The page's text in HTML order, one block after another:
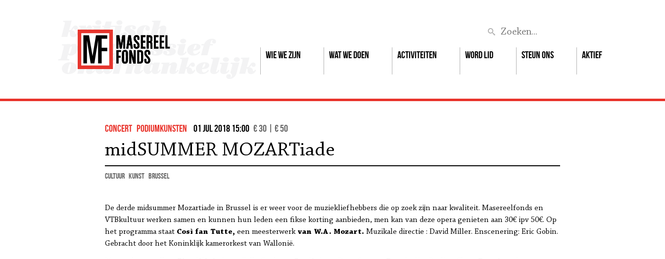
Wie we zijn Wat we doen Activiteiten Word lid Steun ons Aktief
concert podiumkunsten 01 jul 2018 15:00 € 30 | € 50
midSUMMER MOZARTiade
cultuur kunst Brussel
De derde midsummer Mozartiade in Brussel is er weer voor de muziekliefhebbers die op zoek zijn naar kwaliteit. Masereelfonds en
VTBkultuur werken samen en kunnen hun leden een fikse korting aanbieden, men kan van deze opera genieten aan 30€ ipv 50€. Op
het programma staat Così fan Tutte, een meesterwerkvan W.A. Mozart. Muzikale directie : David Miller. Enscenering: Eric Gobin.
Gebracht door het Koninklijk kamerorkest van Wallonië.